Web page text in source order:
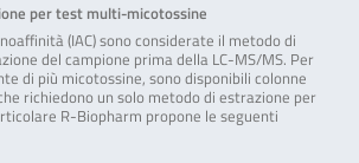
per test multi-micotossine
(IAC) sono considerate il metodo di
del campione prima della LC-MS/MS. Per
di più micotossine, sono disponibili colonne
richiedono un solo metodo di estrazione per
R-Biopharm propone le seguenti